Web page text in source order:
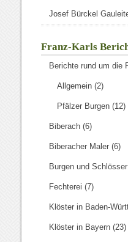
Josef Bürckel
Franz-Karls
Berichte rund um die
Allgemein (2)
Pfälzer Burgen (12)
Biberach (6)
Biberacher Maler (6)
Burgen und
Fechterei (7)
Klöster in Baden-
Klöster in Bayern (23)